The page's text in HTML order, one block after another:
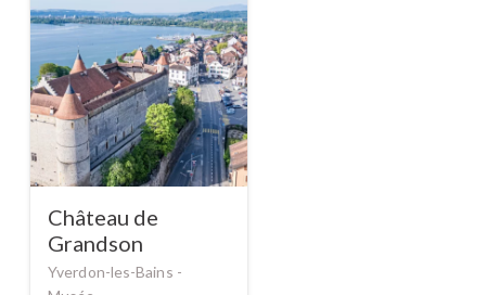
Château de
Grandson
Yverdon-les-Bains -